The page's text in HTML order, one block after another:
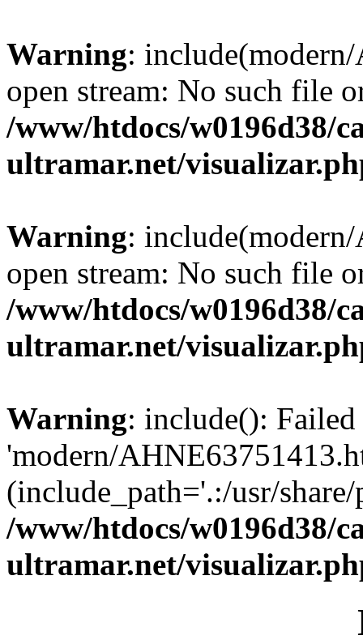
Warning:
open stream: No such file
/www/htdocs/w0196d38/
ultramar.net/
Warning:
open stream: No such file
/www/htdocs/w0196d38/
ultramar.net/
Warning: include():
'modern/
(include_path='.:/usr/
/www/htdocs/w0196d38/
ultramar.net/